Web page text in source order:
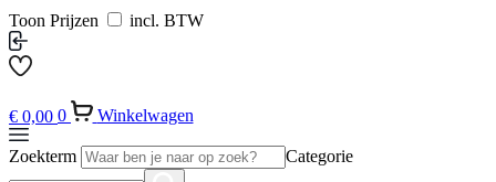
Toon Prijzen incl. BTW
€ 0,00 0 Winkelwagen
Zoekterm Categorie